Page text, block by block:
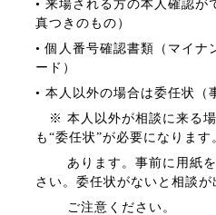
• 来場される方の本人確認が
真つきのもの）
• 個人番号確認書類（マイナ
ード）
• 本人以外の場合は委任状（
※ 本人以外が相談に来る場
も“委任状”が必要になりま
あります。事前に用紙を
さい。委任状がないと相談が
ご注意ください。